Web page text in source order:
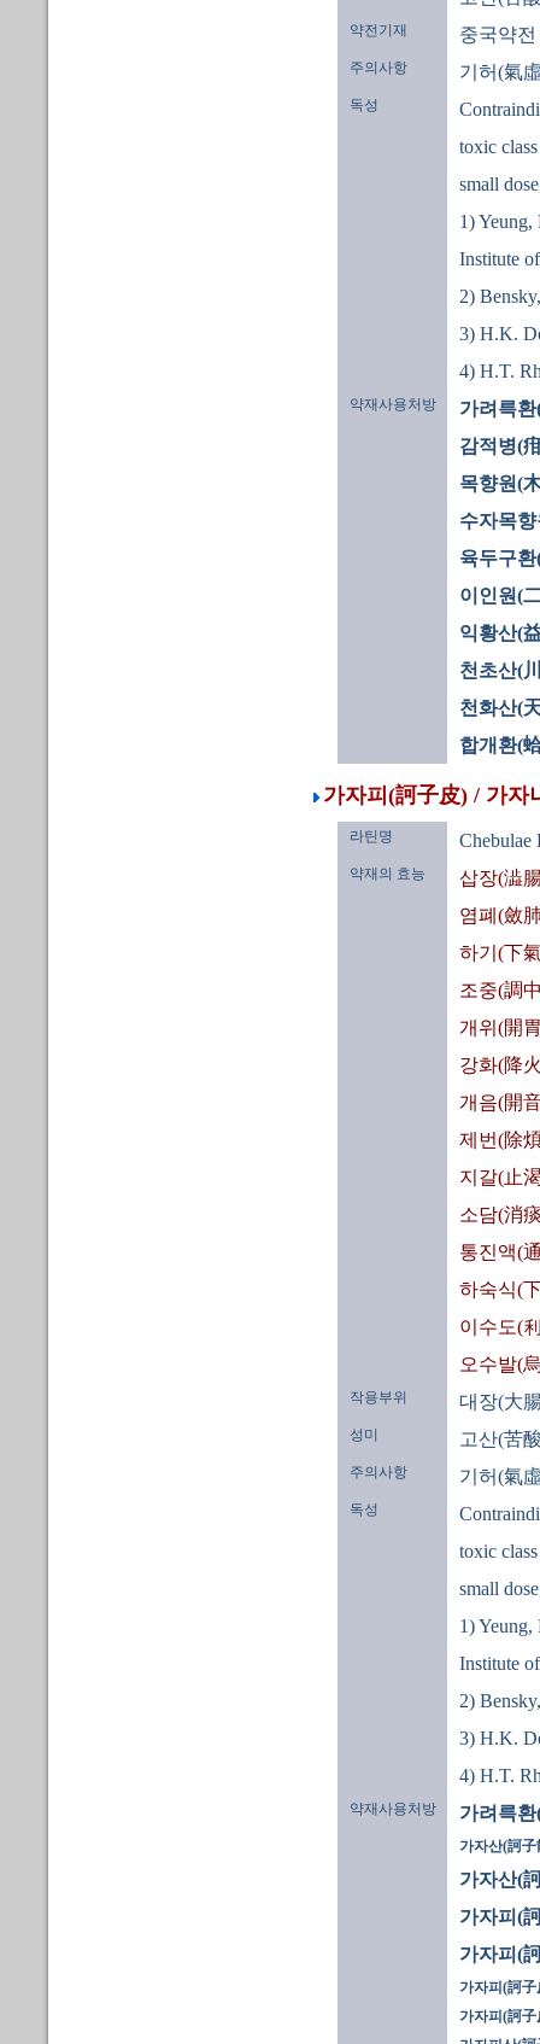
약전기재 중국약전
주의사항 기허(氣
독성
toxic
small
1)
Institute
2)
3) H.K.
4) H.T.
약재사용처방
가려륵
감적병(
목향원(
수자목
육두구
이인원(
익황산(
천초산(
천화산(
합개환(
가자피(訶子皮) / 가자
라틴명 Chebulae
약재의 효능
삽장(澁
염폐(斂
하기(下
조중(調
개위(開
강화(降
개음(開
제번(除
지갈(止
소담(消
통진액(
하숙식(
이수도(
오수발(
작용부위 대장(大
성미 고산(苦
주의사항 기허(氣
독성
toxic
small
1)
Institute
2)
3) H.K.
4) H.T.
약재사용처방 가려륵
가자산(訶子
가자산(
가자피(
가자피(
가자피(訶子
가자피(訶子